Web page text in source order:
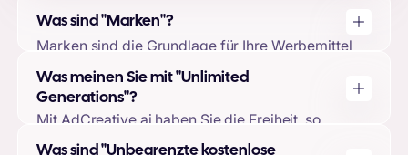
Was sind "Marken"?
Marken sind die Grundlage für Ihre Werbemittel
auf AdCreative.ai. Wenn Sie eine Marke
erstellen, können Sie Ihr Logo, Ihre
Markenfarben und Markenbeschreibungen
Was meinen Sie mit "Unlimited
Generations"?
Mit AdCreative.ai haben Sie die Freiheit, so
viele Werbemittel zu erstellen, wie Sie möchten,
Was sind "Unbegrenzte kostenlose